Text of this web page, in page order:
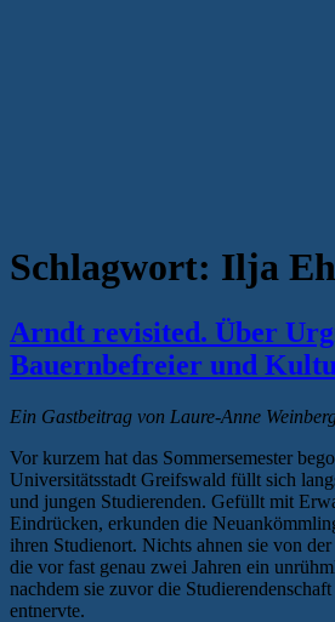
Schlagwort: Ilja
Arndt revisited. Über
Bauernbefreier und
Ein Gastbeitrag von Laure-Anne
Vor kurzem hat das Sommersemester
Universitätsstadt Greifswald füllt sich
und jungen Studierenden. Gefüllt mit
Eindrücken, erkunden die
ihren Studienort. Nichts ahnen sie von
die vor fast genau zwei Jahren ein
nachdem sie zuvor die
entnervte.